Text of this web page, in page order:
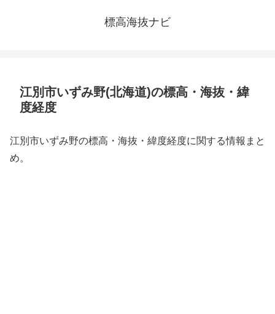
標高海抜ナビ
江別市いずみ野(北海道)の標高・海抜・緯
度経度
江別市いずみ野の標高・海抜・緯度経度に関する情報まと
め。